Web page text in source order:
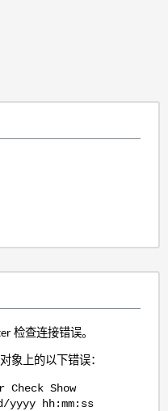
检查连接错误。
象上的以下错误：
Show
yyyy hh:mm:ss